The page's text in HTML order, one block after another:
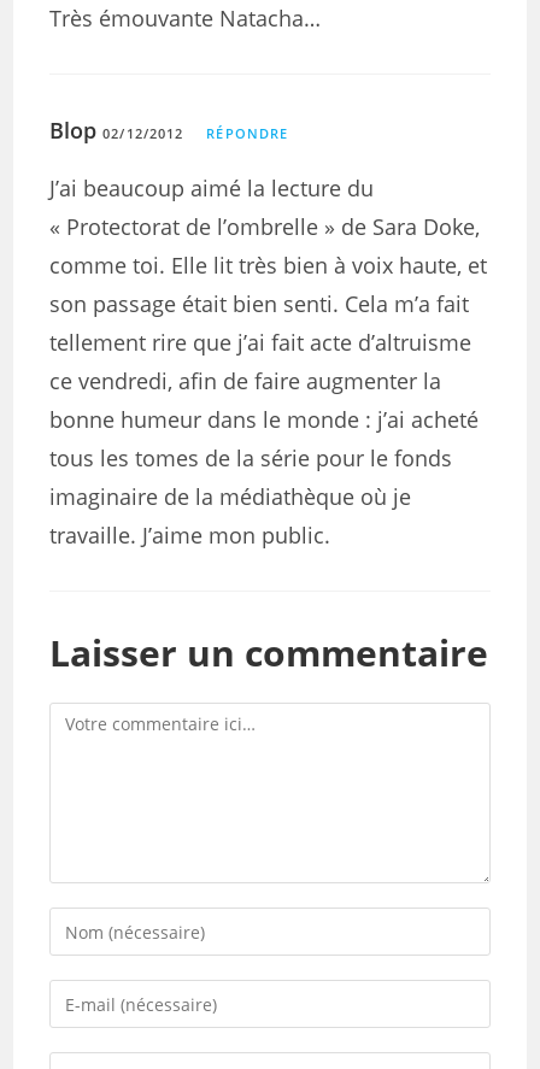
Très émouvante Natacha…
Blop 02/12/2012 RÉPONDRE
J’ai beaucoup aimé la lecture du
« Protectorat de l’ombrelle » de Sara Doke,
comme toi. Elle lit très bien à voix haute, et
son passage était bien senti. Cela m’a fait
tellement rire que j’ai fait acte d’altruisme
ce vendredi, afin de faire augmenter la
bonne humeur dans le monde : j’ai acheté
tous les tomes de la série pour le fonds
imaginaire de la médiathèque où je
travaille. J’aime mon public.
Laisser un commentaire